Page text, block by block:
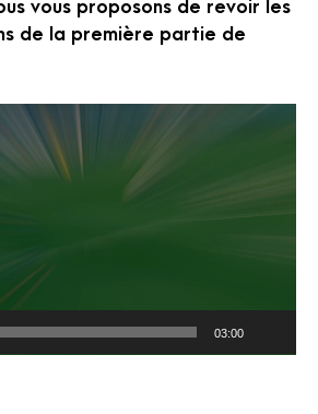
vous proposons de revoir les
de la première partie de
03:00